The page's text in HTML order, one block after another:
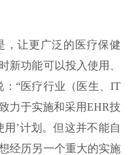
，让更广泛的医疗保健
新功能可以投入使用、
：“医疗行业（医生、IT
力于实施和采用EHR技
’计划。但这并不能自
经历另一个重大的实施